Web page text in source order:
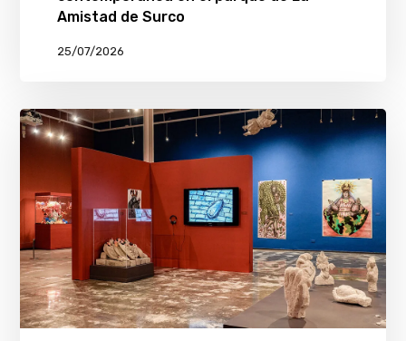
Amistad de Surco
25/07/2026